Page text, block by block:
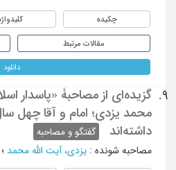
چکیده کلیدواژه
مقالات مرتبط
دانلود
9.
گزیده‌ای از مصاحبۀ «پاسدار
محمد یزدی؛ امام و آقا چهل
داشته‌اند
گفتگو و مصاحبه
مصاحبه شونده: یزدی، آیت الله محمد؛